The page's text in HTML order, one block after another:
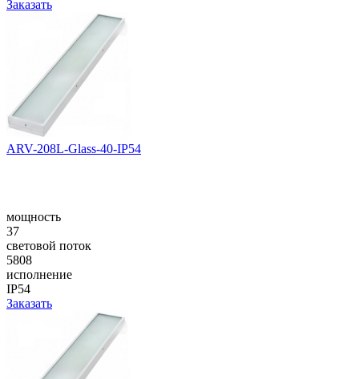
Заказать
ARV-208L-Glass-40-IP54
мощность
37
световой поток
5808
исполнение
IP54
Заказать